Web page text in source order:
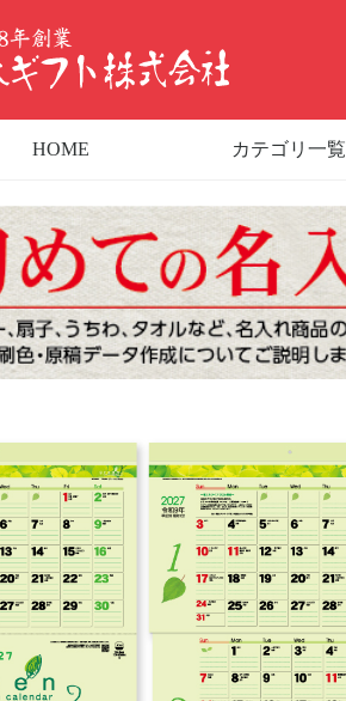
HOME カテゴリ一覧